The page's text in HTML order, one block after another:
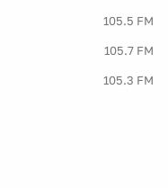
105.5 FM
105.7 FM
105.3 FM